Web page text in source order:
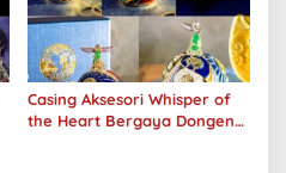
Casing Aksesori Whisper of
the Heart Bergaya Dongeng